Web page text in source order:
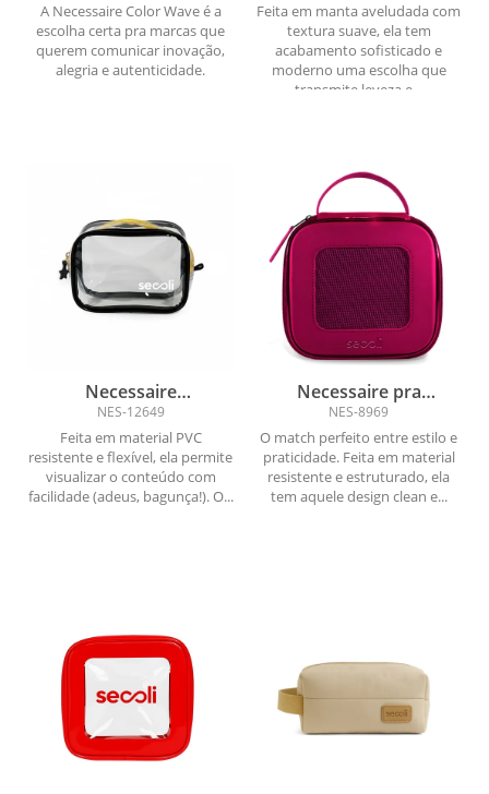
A Necessaire Color Wave é a
escolha certa pra marcas que
querem comunicar inovação,
alegria e autenticidade.
Feita em manta aveludada com
textura suave, ela tem
acabamento sofisticado e
moderno uma escolha que
transmite leveza e...
Necessaire
Transparente Multicolor
NES-12649
Feita em material PVC
resistente e flexível, ela permite
visualizar o conteúdo com
facilidade (adeus, bagunça!). O...
Necessaire pra
Maquiagem
NES-8969
O match perfeito entre estilo e
praticidade. Feita em material
resistente e estruturado, ela
tem aquele design clean e...